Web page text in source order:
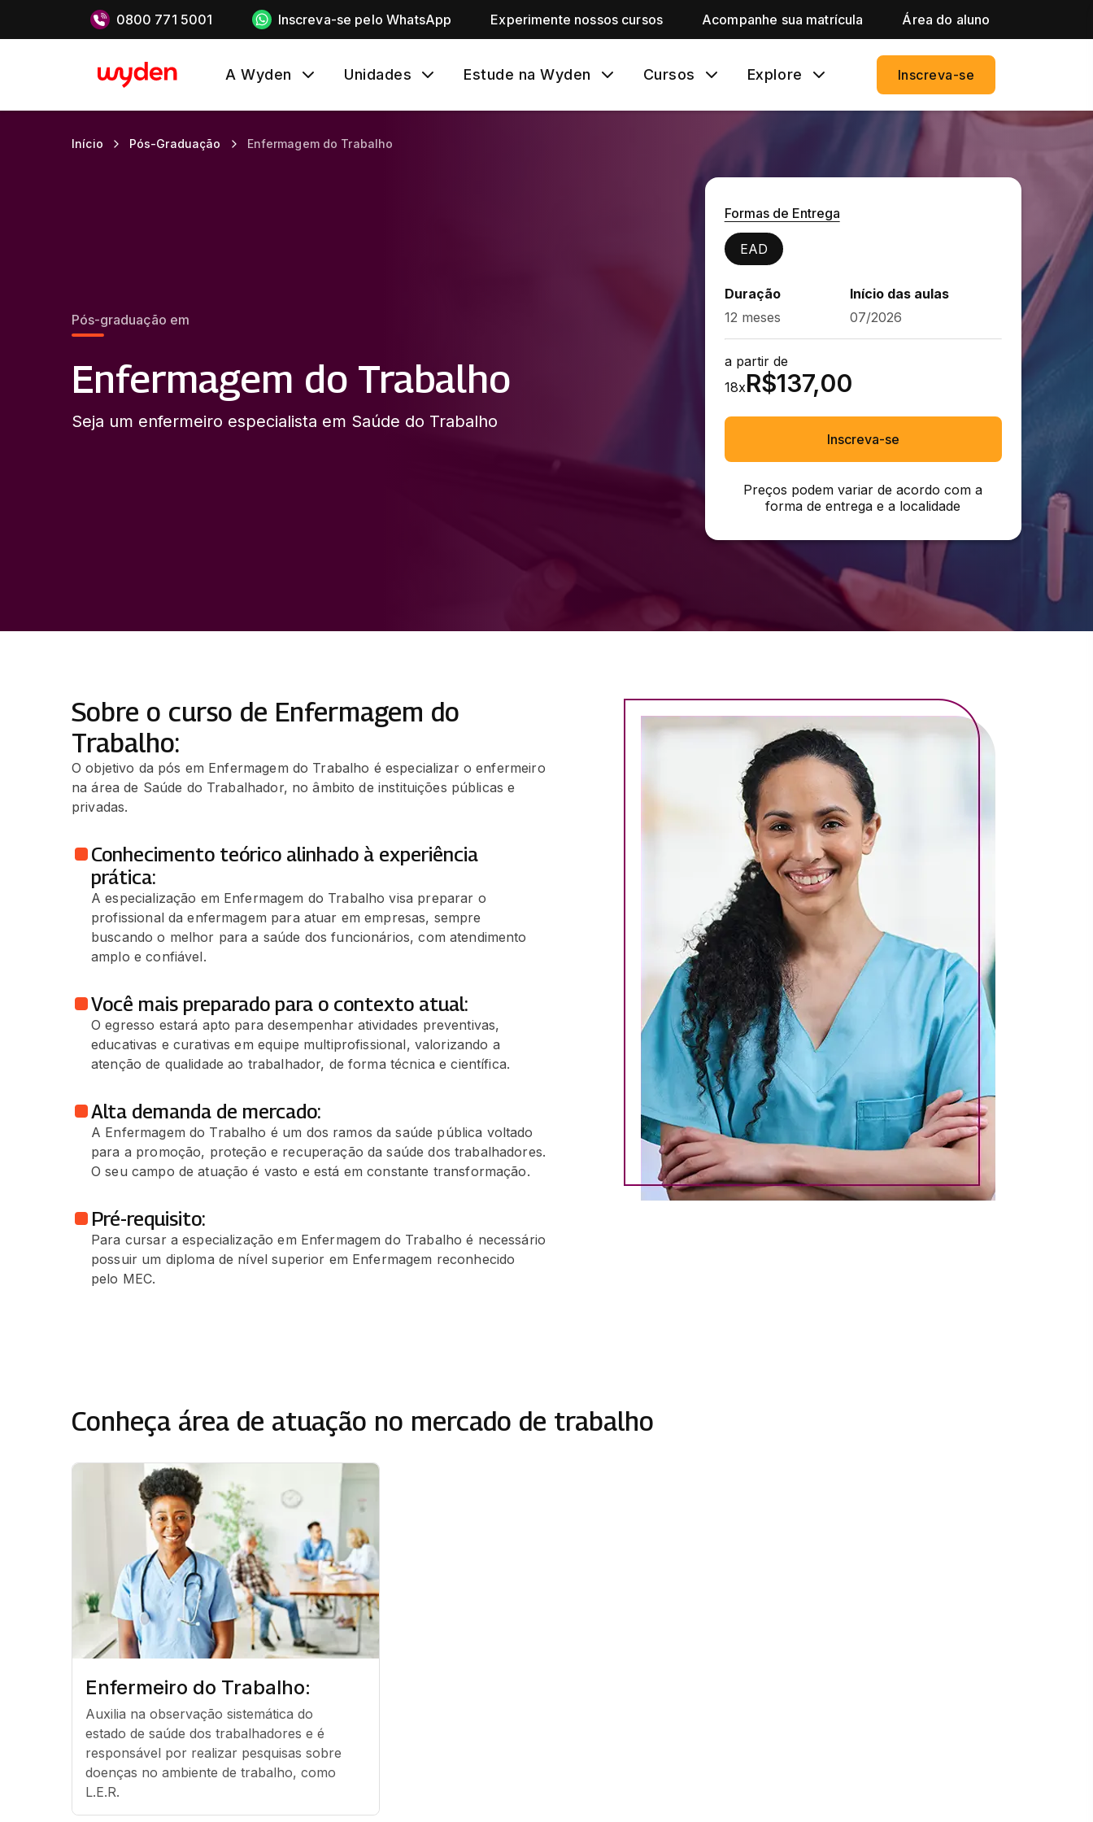
0800 771 5001 Inscreva-se pelo WhatsApp Experimente nossos cursos Acompanhe sua matrícula Área do aluno
A Wyden Unidades Estude na Wyden Cursos Explore Inscreva-se
Início Pós-Graduação Enfermagem do Trabalho
Pós-graduação em
Enfermagem do Trabalho
Seja um enfermeiro especialista em Saúde do Trabalho
Formas de Entrega
EAD
Duração
12 meses
Início das aulas
07/2026
a partir de
18xR$137,00
Inscreva-se
Preços podem variar de acordo com a
forma de entrega e a localidade
Sobre o curso de Enfermagem do
Trabalho:
O objetivo da pós em Enfermagem do Trabalho é especializar o enfermeiro
na área de Saúde do Trabalhador, no âmbito de instituições públicas e
privadas.
Conhecimento teórico alinhado à experiência
prática:
A especialização em Enfermagem do Trabalho visa preparar o
profissional da enfermagem para atuar em empresas, sempre
buscando o melhor para a saúde dos funcionários, com atendimento
amplo e confiável.
Você mais preparado para o contexto atual:
O egresso estará apto para desempenhar atividades preventivas,
educativas e curativas em equipe multiprofissional, valorizando a
atenção de qualidade ao trabalhador, de forma técnica e científica.
Alta demanda de mercado:
A Enfermagem do Trabalho é um dos ramos da saúde pública voltado
para a promoção, proteção e recuperação da saúde dos trabalhadores.
O seu campo de atuação é vasto e está em constante transformação.
Pré-requisito:
Para cursar a especialização em Enfermagem do Trabalho é necessário
possuir um diploma de nível superior em Enfermagem reconhecido
pelo MEC.
Conheça área de atuação no mercado de trabalho
Enfermeiro do Trabalho:
Auxilia na observação sistemática do
estado de saúde dos trabalhadores e é
responsável por realizar pesquisas sobre
doenças no ambiente de trabalho, como
L.E.R.